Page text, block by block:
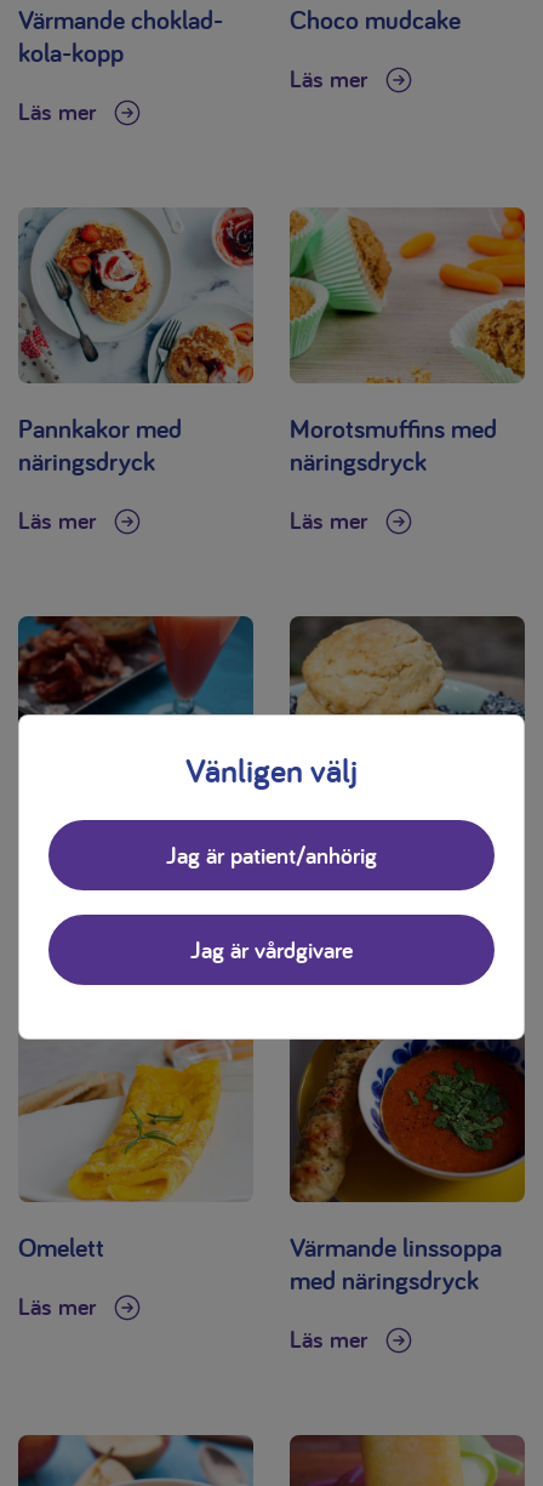
Värmande choklad-
kola-kopp
Läs mer
Choco mudcake
Läs mer
Pannkakor med
näringsdryck
Läs mer
Morotsmuffins med
näringsdryck
Läs mer
Äggröra på
näringsdryck
Läs mer
Scones med
näringsdryck
Omelett
Läs mer
Värmande linssoppa
med näringsdryck
Läs mer
Vänligen välj
Jag är patient/anhörig
Jag är vårdgivare